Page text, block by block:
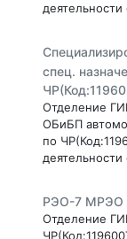
спец.
Отделение
ОБиБП
по
РЭО-7 МРЭО
Отделение